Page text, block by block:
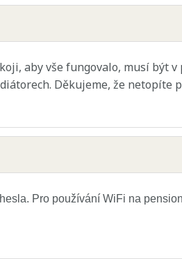
aby vše fungovalo, musí být
Děkujeme, že netopíte
Pro používání WiFi na